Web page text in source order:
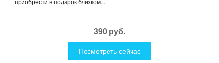
приобрести в подарок близком...
390 руб.
Посмотреть сейчас